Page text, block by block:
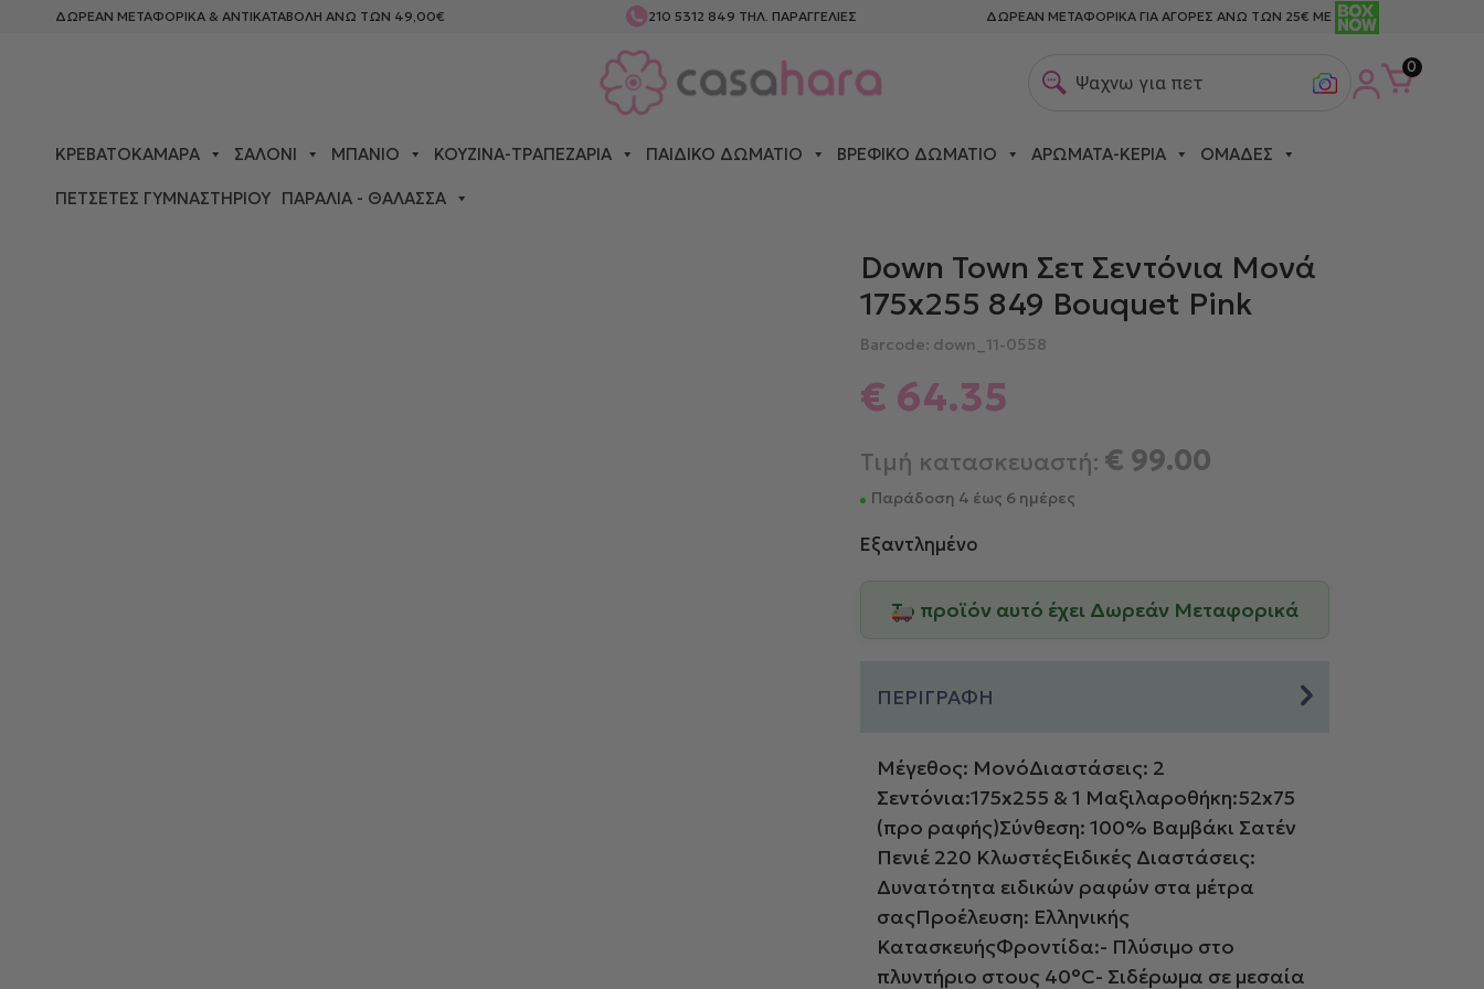
ΔΩΡΕΑΝ ΜΕΤΑΦΟΡΙΚΑ & ΑΝΤΙΚΑΤΑΒΟΛΗ ΑΝΩ ΤΩΝ 49,00€ 210 5312 849 ΤΗΛ. ΠΑΡΑΓΓΕΛΙΕΣ ΔΩΡΕΑΝ ΜΕΤΑΦΟΡΙΚΑ ΓΙΑ ΑΓΟΡΕΣ ΑΝΩ ΤΩΝ 25€ ΜΕ
Ψαχνω για πετσετες
0
ΚΡΕΒΑΤΟΚΆΜΑΡΑ ΣΑΛΌΝΙ ΜΠΆΝΙΟ ΚΟΥΖΊΝΑ-ΤΡΑΠΕΖΑΡΊΑ ΠΑΙΔΙΚΌ ΔΩΜΆΤΙΟ ΒΡΕΦΙΚΌ ΔΩΜΆΤΙΟ ΑΡΏΜΑΤΑ-ΚΕΡΙΆ ΟΜΆΔΕΣ
ΠΕΤΣΈΤΕΣ ΓΥΜΝΑΣΤΗΡΊΟΥ ΠΑΡΑΛΊΑ - ΘΆΛΑΣΣΑ
ΑΡΧΙΚΉ ΣΕΛΊΔΑ >ΚΡΕΒΑΤΟΚΆΜΑΡΑ>ΣΕΝΤΌΝΙΑ> DOWN TOWN ΣΕΤ ΣΕΝΤΌΝΙΑ ΜΟΝΆ 175X255 849 BOUQUET PINK
Down Town Σετ Σεντόνια Μονά
175x255 849 Bouquet Pink
Barcode: down_11-0558
€ 64.35
Τιμή κατασκευαστή: € 99.00
Παράδοση 4 έως 6 ημέρες
Εξαντλημένο
Το προϊόν αυτό έχει Δωρεάν Μεταφορικά
ΠΕΡΙΓΡΑΦΗ
Μέγεθος: ΜονόΔιαστάσεις: 2
Σεντόνια:175x255 & 1 Μαξιλαροθήκη:52x75
(πρo ραφής)Σύνθεση: 100% Βαμβάκι Σατέν
Πενιέ 220 ΚλωστέςΕιδικές Διαστάσεις:
Δυνατότητα ειδικών ραφών στα μέτρα
σαςΠροέλευση: Ελληνικής
ΚατασκευήςΦροντίδα:- Πλύσιμο στο
πλυντήριο στους 40°C- Σιδέρωμα σε μεσαία